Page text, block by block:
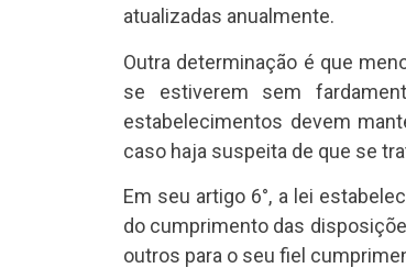
atualizadas anualmente.
Outra determinação é que
se estiverem sem
estabelecimentos devem
caso haja suspeita de que se
Em seu artigo 6°, a lei
do cumprimento das
outros para o seu fiel